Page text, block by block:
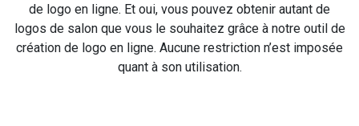
de logo en ligne. Et oui, vous pouvez obtenir autant de
logos de salon que vous le souhaitez grâce à notre outil de
création de logo en ligne. Aucune restriction n’est imposée
quant à son utilisation.